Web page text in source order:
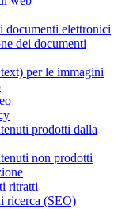
documenti elettronici
dei documenti
per le immagini
prodotti dalla
non prodotti
ritratti
ricerca (SEO)